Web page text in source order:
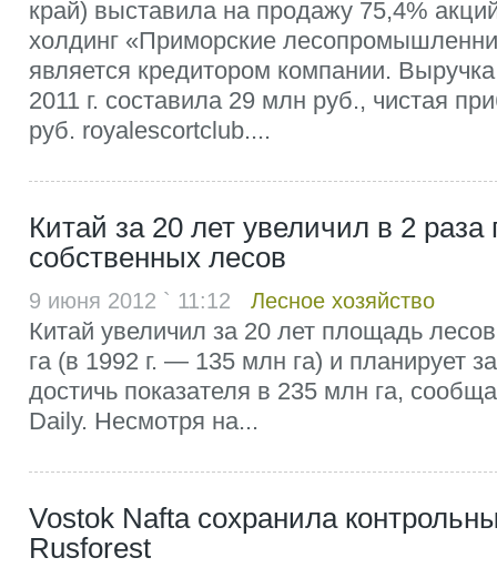
край) выставила на продажу 75,4%
холдинг «Приморские
является кредитором компании.
2011 г. составила 29 млн руб., чистая
руб. royalescortclub....
Китай за 20 лет увеличил в 2
собственных лесов
9 июня 2012 ` 11:12 Лесное хозяйство
Китай увеличил за 20 лет площадь
га (в 1992 г. — 135 млн га) и планирует
достичь показателя в 235 млн га,
Daily. Несмотря на...
Vostok Nafta сохранила
Rusforest